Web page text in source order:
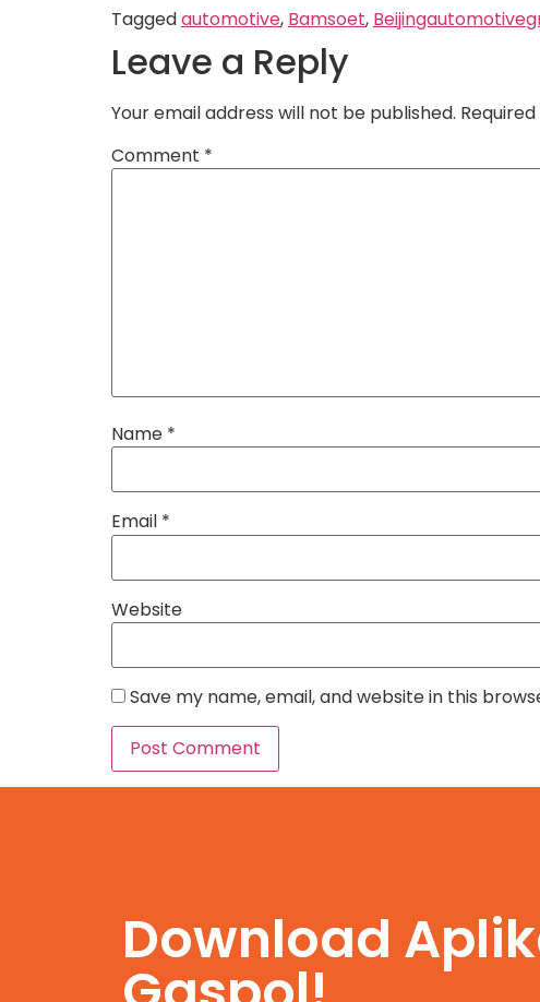
Taggedautomotive, Bamsoet,
Leave a Reply
Your email address will not be published.
Comment *
Name *
Email *
Website
Save my name, email, and website in this
Download